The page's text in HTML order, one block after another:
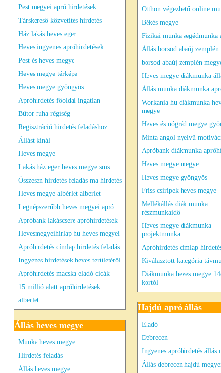
Pest megyei apró hirdetések
Társkereső közvetítés hirdetés
Ház lakás heves eger
Heves ingyenes apróhirdetések
Pest és heves megye
Heves megye térképe
Heves megye gyöngyös
Apróhirdetés főoldal ingatlan
Bútor ruha régiség
Regisztráció hirdetés feladáshoz
Állást kínál
Heves megye
Lakás ház eger heves megye sms
Összesen hirdetés feladás ma hirdetés
Heves megye albérlet alberlet
Legnépszerűbb heves megyei apró
Apróbank lakáscsere apróhirdetések
Hevesmegyeihirlap hu heves megyei
Apróhirdetés címlap hirdetés feladás
Ingyenes hirdetések heves területéről
Apróhirdetés macska eladó cicák
15 millió alatt apróhirdetések
albérlet
Állás heves megye
Munka heves megye
Hirdetés feladás
Állás heves megye
Otthon végezhető online
Békés megye
Fizikai munka segédmunka
Állás borsod abaúj zemplén
borsod abaúj zemplén
Heves megye diákmunka
Állás munka diákmunka
Workania hu diákmunka
megye
Heves és nógrád megye
Minta angol nyelvű
Apróbank diákmunka
Heves megye megye
Heves megye gyöngyös
Friss csiripek heves megye
Mellékállás diák munka
részmunkaidő
Heves megye diákmunka
projektmunka
Apróhirdetés címlap
Kiválasztott kategória
Diákmunka heves megye
kortól
Hajdú apró állás
Eladó
Debrecen
Ingyenes apróhirdetés állás
Állás debrecen hajdú